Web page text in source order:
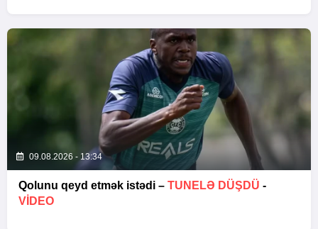
09.08.2026 - 13:34
Qolunu qeyd etmək istədi – TUNELƏ DÜŞDÜ -
VİDEO